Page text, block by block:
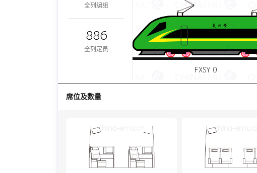
全列编组
886
全列定员
FXSY 0
席位及数量
china-emu.cn china-emu.cn